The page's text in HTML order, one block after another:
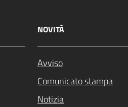
NOVITÀ
Avviso
Comunicato stampa
Notizia